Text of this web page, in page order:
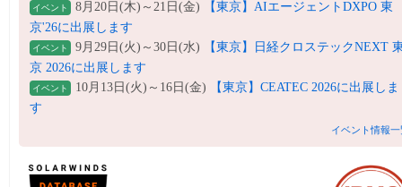
イベント 8月20日(木)～21日(金)
【東京】AIエージェントDXPO 東
京'26に出展します
イベント 9月29日(火)～30日(水)
【東京】日経クロステックNEXT
京 2026に出展します
イベント 10月13日(火)～16日(金)
【東京】CEATEC 2026に出展しま
す
イベント情報一